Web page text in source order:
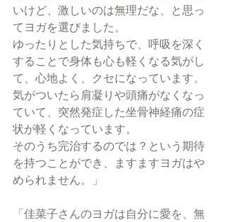
いけど、激しいのは無理だな、と思っ
てヨガを選びました。
ゆったりとした気持ちで、呼吸を深く
することで身体も心も軽くなる気がし
て、心地よく、クセになっています。
気がついたら肩凝りや頭痛がなくなっ
ていて、突然発症した坐骨神経痛の症
状が軽くなっています。
そのうち完治するのでは？という期待
を持つことができ、ますますヨガはや
められません。」
「佳菜子さんのヨガは自分に愛を、無